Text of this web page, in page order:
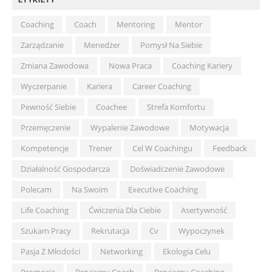
Coaching Coach Mentoring
Mentor
Zarządzanie
Menedżer
Pomysł Na Siebie
Zmiana Zawodowa
Nowa Praca
Coaching Kariery
Wyczerpanie
Kariera
Career Coaching
Pewność Siebie
Coachee
Strefa Komfortu
Przemęczenie
Wypalenie Zawodowe
Motywacja
Kompetencje
Trener Cel W Coachingu
Feedback
Działalność Gospodarcza
Doświadczenie Zawodowe
Polecam
Na Swoim
Executive Coaching
Life Coaching
Ćwiczenia Dla Ciebie
Asertywność
Szukam Pracy
Rekrutacja Cv
Wypoczynek
Pasja Z Młodości
Networking
Ekologia Celu